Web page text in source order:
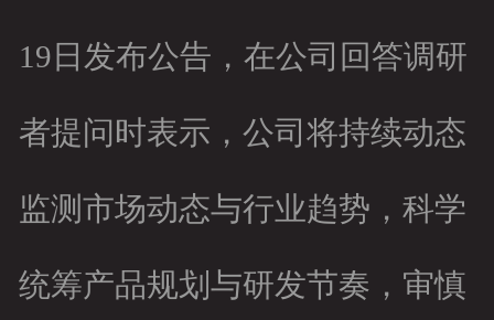
人才招聘
客户留言
19日发布公告，在公司回答调研
者提问时表示，公司将持续动态
监测市场动态与行业趋势，科学
统筹产品规划与研发节奏，审慎